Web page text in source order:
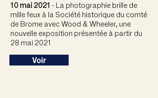
10 mai 2021 - La photographie brille de
mille feux à la Société historique du comté
de Brome avec Wood & Wheeler, une
nouvelle exposition présentée à partir du
28 mai 2021
Voir